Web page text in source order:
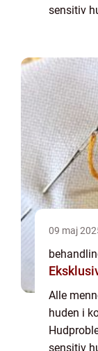
sensitiv
09 maj
Alle
huden i
sensitiv